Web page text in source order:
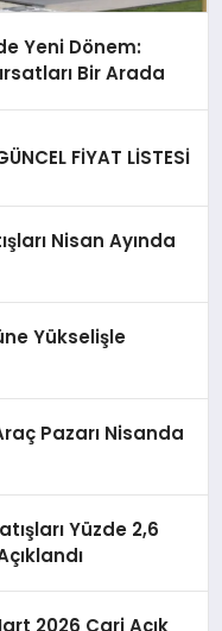
Yeni Dönem:
Bir Arada
FİYAT LİSTESİ
Nisan Ayında
Yükselişle
Pazarı Nisanda
Yüzde 2,6
2026 Cari Açık